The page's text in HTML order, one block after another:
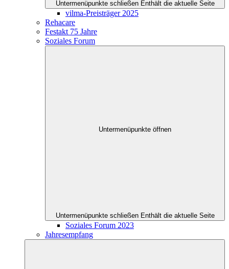
Untermenüpunkte schließen Enthält die aktuelle Seite
vilma-Preisträger 2025
Rehacare
Festakt 75 Jahre
Soziales Forum
Untermenüpunkte öffnen
Untermenüpunkte schließen Enthält die aktuelle Seite
Soziales Forum 2023
Jahresempfang